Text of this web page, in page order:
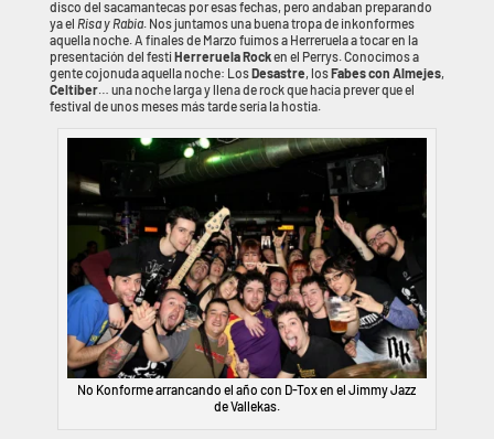
disco del sacamantecas por esas fechas, pero andaban preparando
ya el Risa y Rabia. Nos juntamos una buena tropa de inkonformes
aquella noche. A finales de Marzo fuimos a Herreruela a tocar en la
presentación del festiHerreruela Rocken el Perrys. Conocimos a
gente cojonuda aquella noche: LosDesastre, losFabes con Almejes,
Celtiber… una noche larga y llena de rock que hacía prever que el
festival de unos meses más tarde sería la hostia.
No Konforme arrancando el año con D-Tox en el Jimmy Jazz
de Vallekas.